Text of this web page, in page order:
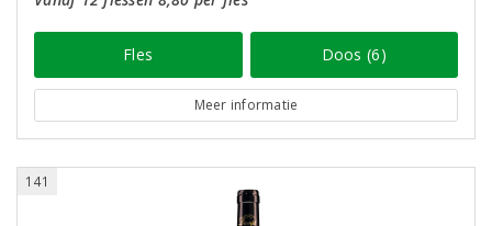
Fles Doos (6)
Meer informatie
141